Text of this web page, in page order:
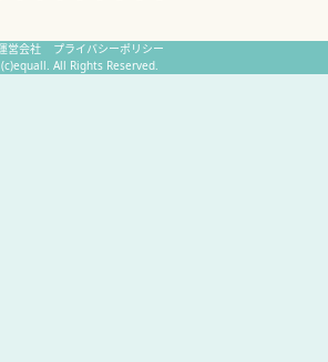
営会社
プライバシーポリシー
(c)equall. All Rights Reserved.